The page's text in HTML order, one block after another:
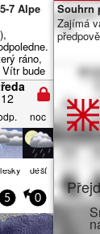
7 Alpe
ráno,
bude
12
noc
déšť
5 0
Souhrn
Zajímá